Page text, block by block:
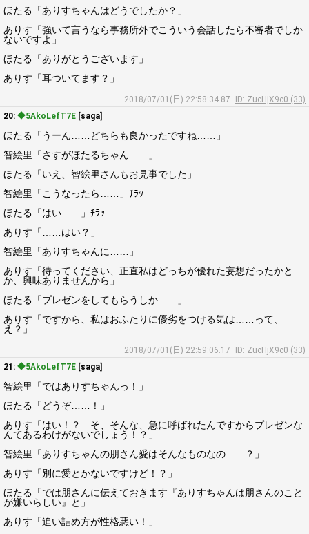
ほたる「ありすちゃんはどうでしたか？」
ありす「強いて言うなら事務所外でこういう会話したら不審者でしか
ないですよ」
ほたる「ありがとうございます」
ありす「耳ついてます？」
2018/07/01(日) 22:58:34.87
ID: ZucHjX9c0 (33)
20: ◆5AkoLefT7E [saga]
ほたる「うーん……どちらも良かったですね……」
智絵里「さすがほたるちゃん……」
ほたる「いえ、智絵里さんもお見事でした」
智絵里「こうなったら……」ﾁﾗｯ
ほたる「はい……」ﾁﾗｯ
ありす「……はい？」
智絵里「ありすちゃんに……」
ありす「待ってください、正直私はどっちが優れた妄想だったかと
か、興味ありませんから」
ほたる「プレゼンをしてもらうしか……」
ありす「ですから、私はおふたりに優劣をつける気は……って、
え？」
2018/07/01(日) 22:59:06.17
ID: ZucHjX9c0 (33)
21: ◆5AkoLefT7E [saga]
智絵里「ではありすちゃんっ！」
ほたる「どうぞ……！」
ありす「はい！？ そ、そんな、急に呼ばれたんですからプレゼンな
んてあるわけがないでしょう！？」
智絵里「ありすちゃんの朋さん愛はそんなものなの……？」
ありす「別に愛とかないですけど！？」
ほたる「では朋さんに伝えておきます『ありすちゃんは朋さんのこと
が嫌いらしい』と」
ありす「追い詰め方が性格悪い！」